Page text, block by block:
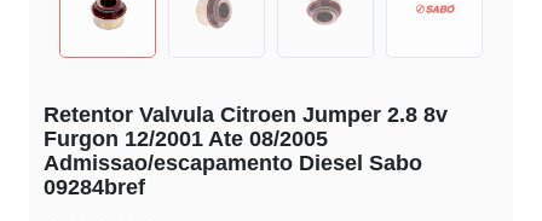
Retentor Valvula Citroen Jumper 2.8 8v
Furgon 12/2001 Ate 08/2005
Admissao/escapamento Diesel Sabo
09284bref